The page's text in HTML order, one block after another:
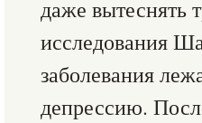
даже вытеснять
исследования
заболевания
депрессию.